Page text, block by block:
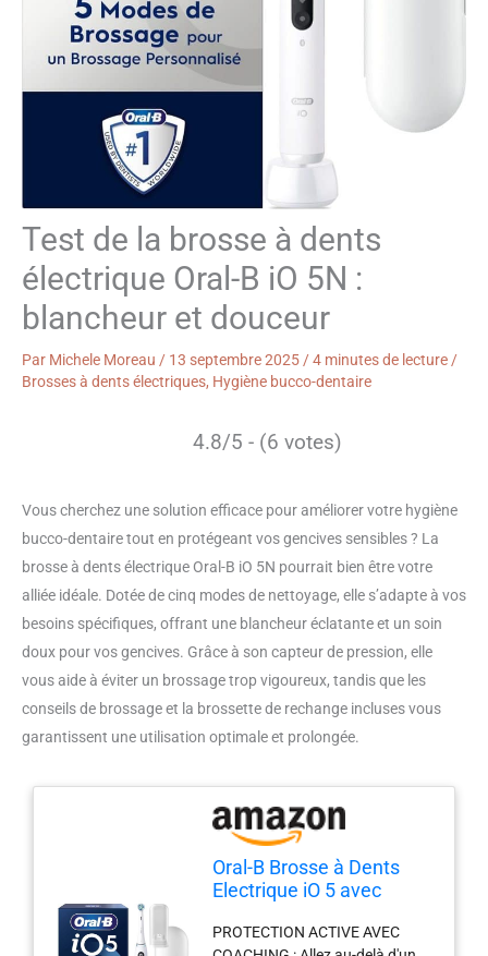
Test de la brosse à dents
électrique Oral-B iO 5N :
blancheur et douceur
Par Michele Moreau / 13 septembre 2025/4 minutes de lecture/
Brosses à dents électriques, Hygiène bucco-dentaire
4.8/5 - (6 votes)
Vous cherchez une solution efficace pour améliorer votre hygiène
bucco-dentaire tout en protégeant vos gencives sensibles ? La
brosse à dents électrique Oral-B iO 5N pourrait bien être votre
alliée idéale. Dotée de cinq modes de nettoyage, elle s’adapte à vos
besoins spécifiques, offrant une blancheur éclatante et un soin
doux pour vos gencives. Grâce à son capteur de pression, elle
vous aide à éviter un brossage trop vigoureux, tandis que les
conseils de brossage et la brossette de rechange incluses vous
garantissent une utilisation optimale et prolongée.
Oral-B Brosse à Dents
Electrique iO 5 avec
Blanche
PROTECTION ACTIVE AVEC